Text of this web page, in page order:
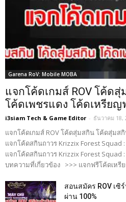
Garena RoV: Mobile MOBA
แจกโค้ดเกมส์ ROV โค้ด
โค้ดเพชรแดง โค้ดเหรียญ
i3siam Tech & Game Editor - ธันวาคม 18,
แจกโค้ดเกมส์ ROV โค้ดสุ่มสกิน โค้ดสุ่มส
แจกโค้ดสกินถาวร Krizzix Forest Squad
แจกโค้ดสกินถาวร Krizzix Forest Squad :
บทความที่เกี่ยวข้อง >>> แจกฟรีโค้ดเหรีย
สอนสมัคร ROV เซิ
ผ่าน 100%